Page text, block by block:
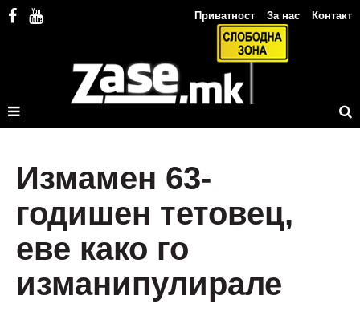
Приватност За нас Контакт
Измамен 63-
годишен тетовец,
еве како го
изманипулирале